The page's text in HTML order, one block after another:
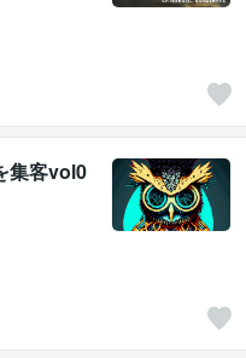
集客vol0